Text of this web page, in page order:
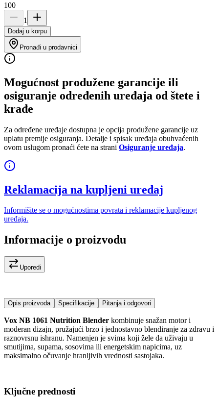
100
1
Dodaj u korpu
Pronađi u prodavnici
Mogućnost produžene garancije ili
osiguranje određenih uređaja od štete i
krađe
Za određene uređaje dostupna je opcija produžene garancije uz
uplatu premije osiguranja. Detalje i spisak uređaja obuhvaćenih
ovom uslugom pronaći ćete na strani Osiguranje uređaja.
Reklamacija na kupljeni uređaj
Informišite se o mogućnostima povrata i reklamacije kupljenog
uređaja.
Informacije o proizvodu
Uporedi
Opis proizvoda Specifikacije Pitanja i odgovori
Vox NB 1061 Nutrition Blender kombinuje snažan motor i
moderan dizajn, pružajući brzo i jednostavno blendiranje za zdravu i
raznovrsnu ishranu. Namenjen je svima koji žele da uživaju u
smutijima, supama, sosovima ili energetskim napicima, uz
maksimalno očuvanje hranljivih vrednosti sastojaka.
Ključne prednosti